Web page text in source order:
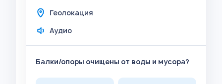
Геолокация
Аудио
Балки/опоры очищены от воды и мусора?